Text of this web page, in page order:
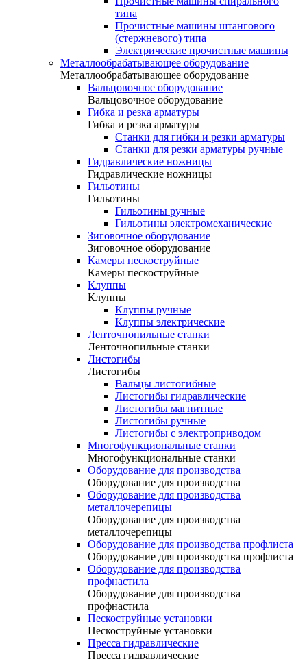
типа
Прочистные машины штангового
(стержневого) типа
Электрические прочистные машины
Металлообрабатывающее оборудование
Металлообрабатывающее оборудование
Вальцовочное оборудование
Вальцовочное оборудование
Гибка и резка арматуры
Гибка и резка арматуры
Станки для гибки и резки арматуры
Станки для резки арматуры ручные
Гидравлические ножницы
Гидравлические ножницы
Гильотины
Гильотины
Гильотины ручные
Гильотины электромеханические
Зиговочное оборудование
Зиговочное оборудование
Камеры пескоструйные
Камеры пескоструйные
Клуппы
Клуппы
Клуппы ручные
Клуппы электрические
Ленточнопильные станки
Ленточнопильные станки
Листогибы
Листогибы
Вальцы листогибные
Листогибы гидравлические
Листогибы магнитные
Листогибы ручные
Листогибы с электроприводом
Многофункциональные станки
Многофункциональные станки
Оборудование для производства
Оборудование для производства
Оборудование для производства
металлочерепицы
Оборудование для производства
металлочерепицы
Оборудование для производства профлиста
Оборудование для производства профлиста
Оборудование для производства
профнастила
Оборудование для производства
профнастила
Пескоструйные установки
Пескоструйные установки
Пресса гидравлические
Пресса гидравлические